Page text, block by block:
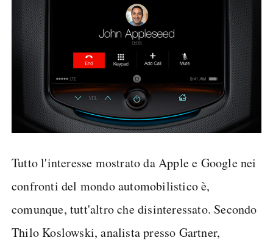
Tutto l'interesse mostrato da Apple e Google nei
confronti del mondo automobilistico è,
comunque, tutt'altro che disinteressato. Secondo
Thilo Koslowski, analista presso Gartner,